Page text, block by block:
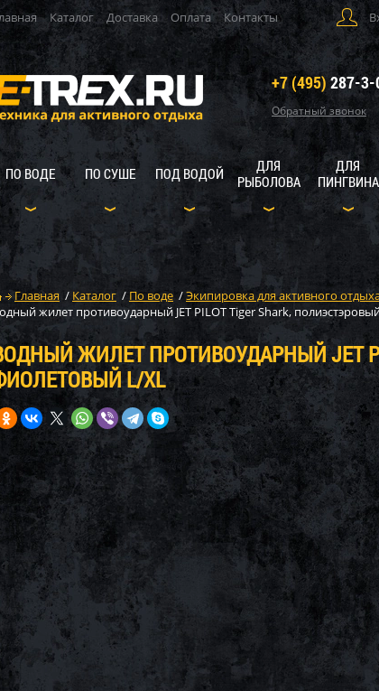
Каталог Доставка Оплата Контакты
+7 (495) 287-3-
Обратный звонок
ПО ВОДЕ ПО СУШЕ ПОД ВОДОЙ
ДЛЯ
РЫБОЛОВА
ДЛЯ
ПИНГВИНА
Главная / Каталог / По воде /Экипировка для активного
жилет противоударный JET PILOT Tiger Shark,
ЖИЛЕТ ПРОТИВОУДАРНЫЙ JET
L/XL